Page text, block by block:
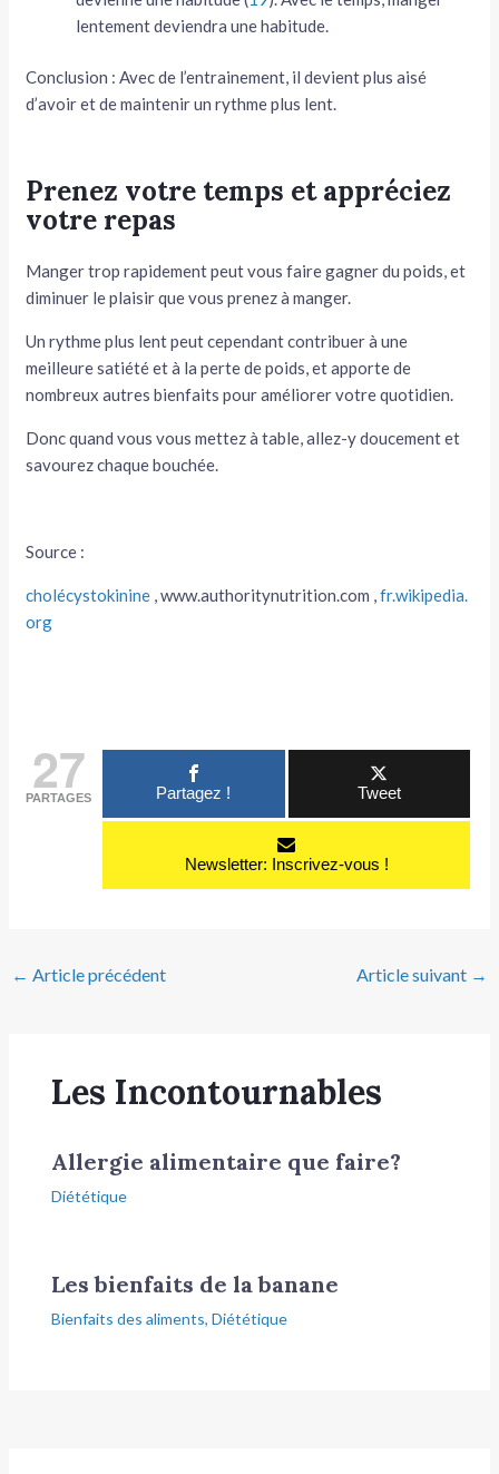
lentement deviendra une habitude.
Conclusion : Avec de l’entrainement, il devient plus aisé
d’avoir et de maintenir un rythme plus lent.
Prenez votre temps et appréciez
votre repas
Manger trop rapidement peut vous faire gagner du poids, et
diminuer le plaisir que vous prenez à manger.
Un rythme plus lent peut cependant contribuer à une
meilleure satiété et à la perte de poids, et apporte de
nombreux autres bienfaits pour améliorer votre quotidien.
Donc quand vous vous mettez à table, allez-y doucement et
savourez chaque bouchée.
Source :
cholécystokinine , www.authoritynutrition.com ,fr.wikipedia.
org
27
PARTAGES Partagez ! Tweet
Newsletter: Inscrivez-vous !
← Article précédent Article suivant →
Les Incontournables
Allergie alimentaire que faire?
Diététique
Les bienfaits de la banane
Bienfaits des aliments, Diététique